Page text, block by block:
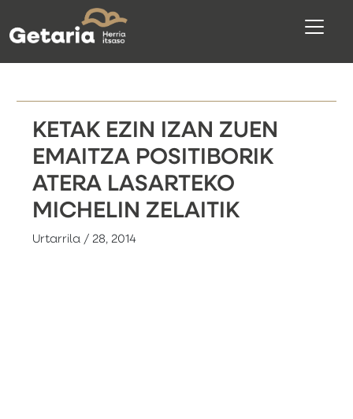
KETAK EZIN IZAN ZUEN
EMAITZA POSITIBORIK
ATERA LASARTEKO
MICHELIN ZELAITIK
Urtarrila / 28, 2014